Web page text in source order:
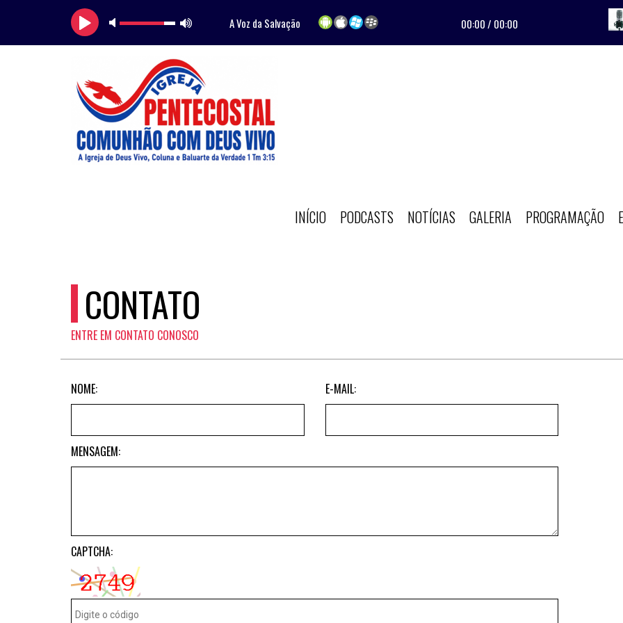
A Voz da Salvação 00:00/ 00:00
INÍCIO PODCASTS NOTÍCIAS GALERIA PROGRAMAÇÃO
CONTATO
ENTRE EM CONTATO CONOSCO
NOME: E-MAIL:
MENSAGEM:
CAPTCHA: